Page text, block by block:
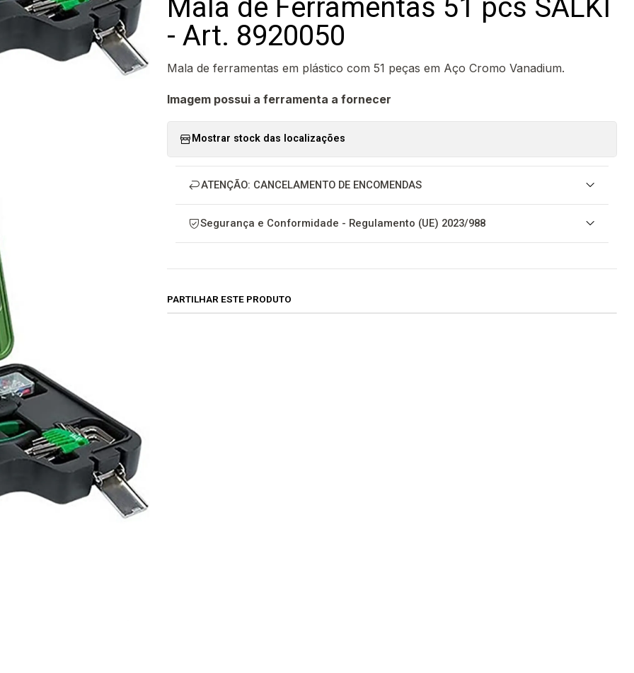
Mala de Ferramentas 51 pcs SALKI
- Art. 8920050
Mala de ferramentas em plástico com 51 peças em Aço Cromo Vanadium.
Imagem possui a ferramenta a fornecer
Mostrar stock das localizações
ATENÇÃO: CANCELAMENTO DE ENCOMENDAS
Segurança e Conformidade - Regulamento (UE) 2023/988
PARTILHAR ESTE PRODUTO